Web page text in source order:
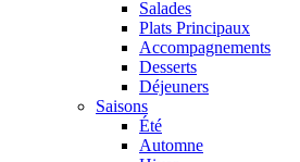
Salades
Plats Principaux
Accompagnements
Desserts
Déjeuners
Saisons
Été
Automne